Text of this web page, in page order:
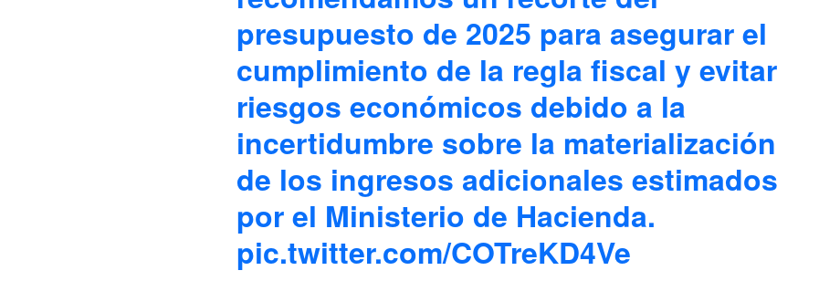
presupuesto de 2025 para asegurar el
cumplimiento de la regla fiscal y evitar
riesgos económicos debido a la
incertidumbre sobre la materialización
de los ingresos adicionales estimados
por el Ministerio de Hacienda.
pic.twitter.com/COTreKD4Ve